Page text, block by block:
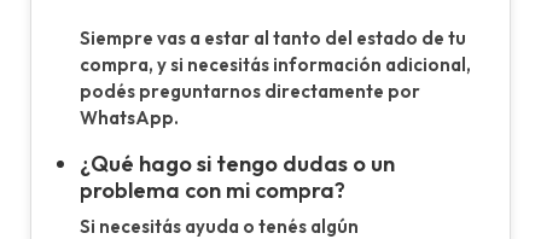
Siempre vas a estar al tanto del estado de tu
compra, y si necesitás información adicional,
podés preguntarnos directamente por
WhatsApp.
¿Qué hago si tengo dudas o un
problema con mi compra?
Si necesitás ayuda o tenés algún